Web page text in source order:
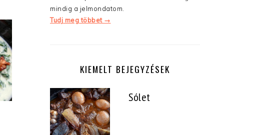
mindig a jelmondatom.
Tudj meg többet →
KIEMELT BEJEGYZÉSEK
Sólet